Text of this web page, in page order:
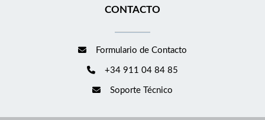
CONTACTO
Formulario de Contacto
+34 911 04 84 85
Soporte Técnico